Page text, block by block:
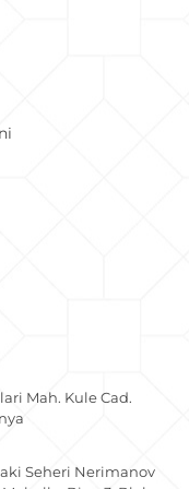
Mah. Kule Cad.
Seheri Nerimanov